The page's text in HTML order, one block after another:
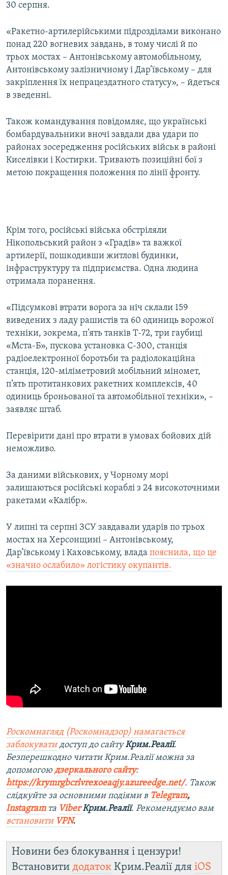
30 серпня.
«Ракетно-артилерійськими підрозділами виконано
понад 220 вогневих завдань, в тому числі й по
трьох мостах – Антонівському автомобільному,
Антонівському залізничному і Дар’ївському – для
закріплення їх непрацездатного статусу», – йдеться
в зведенні.
Також командування повідомляє, що українські
бомбардувальники вночі завдали два удари по
районах зосередження російських військ в районі
Киселівки і Костирки. Тривають позиційні бої з
метою покращення положення по лінії фронту.
Крім того, російські війська обстріляли
Нікопольський район з «Градів» та важкої
артилерії, пошкодивши житлові будинки,
інфраструктуру та підприємства. Одна людина
отримала поранення.
«Підсумкові втрати ворога за ніч склали 159
виведених з ладу рашистів та 60 одиниць ворожої
техніки, зокрема, п’ять танків Т-72, три гаубиці
«Мста-Б», пускова установка С-300, станція
радіоелектронної боротьби та радіолокаційна
станція, 120-міліметровий мобільний міномет,
п’ять протитанкових ракетних комплексів, 40
одиниць броньованої та автомобільної техніки», –
заявляє штаб.
Перевірити дані про втрати в умовах бойових дій
неможливо.
За даними військових, у Чорному морі
залишаються російські кораблі з 24 високоточними
ракетами «Калібр».
У липні та серпні ЗСУ завдавали ударів по трьох
мостах на Херсонщині – Антонівському,
Дар’ївському і Каховському, влада пояснила, що це
«значно ослабило» логістику окупантів.
Роскомнагляд (Роскомнадзор) намагається
заблокуватидоступ до сайтуКрим.Реалії.
Безперешкодно читати Крим.Реалії можна за
допомогою дзеркального сайту:
https://krymrgbcrlvrexoeaqjy.azureedge.net/. Також
слідкуйте за основними подіями в Telegram,
Instagramта ViberКрим.Реалії. Рекомендуємо вам
встановити VPN.
Новини без блокування і цензури!
Встановити додаток Крим.Реалії для iOS